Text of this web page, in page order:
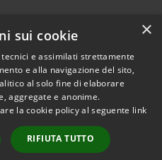
Copyright © 2026 • Comune di
Signa • Powered by
Municipium•
Accesso
redazione
×
sui cookie
e assimilati strettamente
e alla navigazione del sito,
al solo fine di elaborare
aggregate e anonime.
la cookie policy al seguente link
RIFIUTA TUTTO